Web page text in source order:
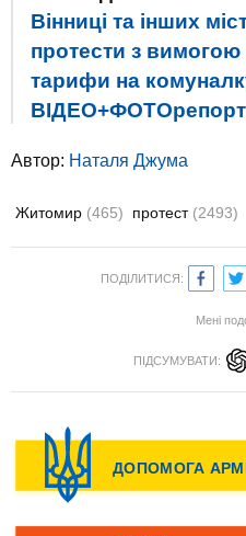
Вінниці та інших
протести з вимогою
тарифи на
Автор: Наталя Джума
Житомир (465) протест (2493)
ПОДІЛИТИСЯ:
Мені
ПІДСУМУВАТИ: